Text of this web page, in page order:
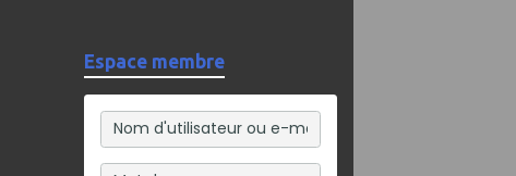
Espace membre